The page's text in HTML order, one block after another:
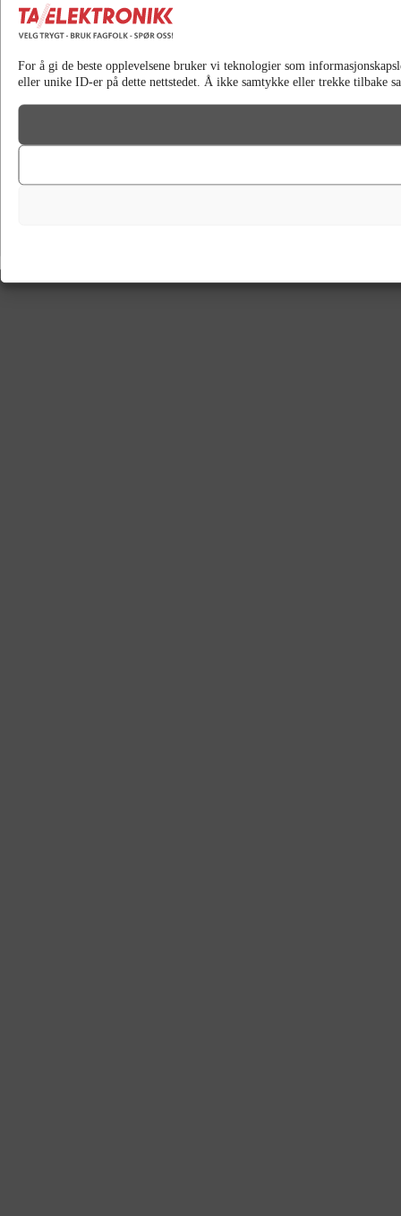
For å gi de beste opplevelsene bruker vi teknologier som
eller unike ID-er på dette nettstedet. Å ikke samtykke eller trekke tilbake